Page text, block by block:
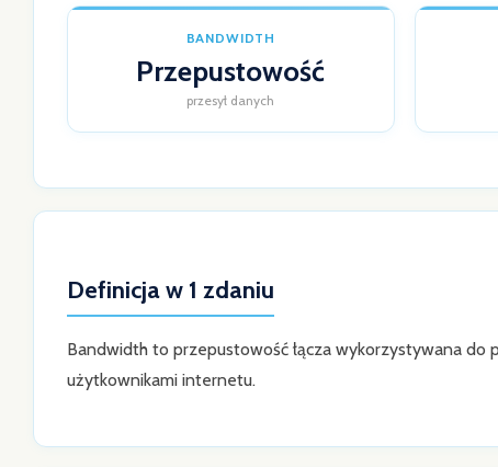
BANDWIDTH
Przepustowość
przesył danych
Definicja w 1 zdaniu
Bandwidth to przepustowość łącza wykorzystywana do
użytkownikami internetu.